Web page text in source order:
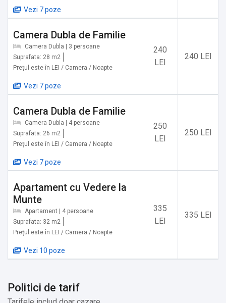
-Aventura Parc Brasov - 5 km
-Zona de agrement Lacul Noua - 5 km
-Cetatea Rasnov - 11 km
-Rezervatia de ursi de la Zarnesti - 16 km
Instalatii pe cablu:
-Partia de schi Bradul - 6 km
-Telecabina Capra Neagra - 6 km
-Telecabina Kanzel - 7 km
Transport public:
-Tren Bartolomeu - 2,6 km
-Tren Gara Brasov - 2,8 km
Vezi 7 poze
Camera Dubla de Familie
Camera Dubla | 3 persoane
Suprafata: 28 m2
Prețul este în LEI / Camera / Noapte
Vezi 7 poze
240
LEI
240 LEI
Camera Dubla de Familie
Camera Dubla | 4 persoane
Suprafata: 26 m2
Prețul este în LEI / Camera / Noapte
Vezi 7 poze
250
LEI
250 LEI
Apartament cu Vedere la
Munte
Apartament | 4 persoane
Suprafata: 32 m2
Prețul este în LEI / Camera / Noapte
Vezi 10 poze
335
LEI
335 LEI
Politici de tarif